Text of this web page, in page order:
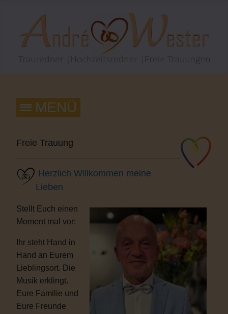
Freie Trauung
Herzlich Willkommen meine
Lieben
Stellt Euch einen
Moment mal vor:
Ihr steht Hand in
Hand an Eurem
Lieblingsort. Die
Musik erklingt.
Eure Familie und
Eure Freunde